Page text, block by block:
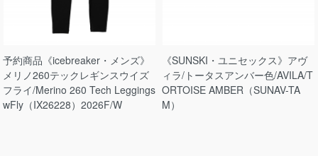
予約商品《icebreaker・メンズ》
メリノ260テックレギンスウイズ
フライ/Merino 260 Tech Leggings
wFly（IX26228）2026F/W
《SUNSKI・ユニセックス》アヴ
ィラ/トータスアンバー色/AVILA/T
ORTOISE AMBER（SUNAV-TA
M）